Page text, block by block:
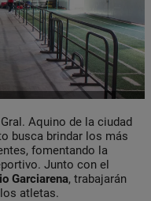
Aquino de la ciudad
busca brindar los más
fomentando la
Junto con el
Garciarena, trabajarán
atletas.